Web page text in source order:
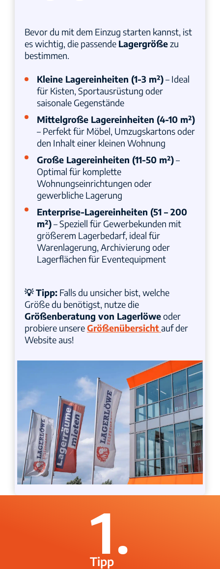
Bevor du mit dem Einzug starten kannst, ist
es wichtig, die passende Lagergrößezu
bestimmen.
Kleine Lagereinheiten (1-3 m²)– Ideal
für Kisten, Sportausrüstung oder
saisonale Gegenstände
Mittelgroße Lagereinheiten (4-10 m²)
– Perfekt für Möbel, Umzugskartons oder
den Inhalt einer kleinen Wohnung
Große Lagereinheiten (11-50 m²)–
Optimal für komplette
Wohnungseinrichtungen oder
gewerbliche Lagerung
Enterprise-Lagereinheiten (51 – 200
m²)– Speziell für Gewerbekunden mit
größerem Lagerbedarf, ideal für
Warenlagerung, Archivierung oder
Lagerflächen für Eventequipment
💡 Tipp: Falls du unsicher bist, welche
Größe du benötigst, nutze die
Größenberatung von Lagerlöweoder
probiere unsereGrößenübersichtauf der
Website aus!
1.
Tipp